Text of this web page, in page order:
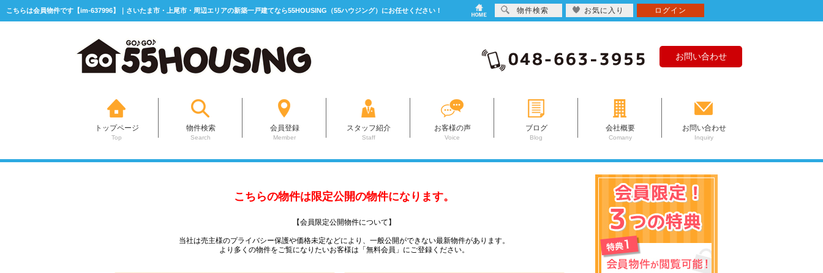
こちらは会員物件です【im-637996】｜さいたま市・上尾市・周辺エリアの新築一戸建てなら55HOUSING（55ハウジング）にお任せください！
お問い合わせ
トップページ
Top
物件検索
Search
会員登録
Member
スタッフ紹介
Staff
お客様の声
Voice
ブログ
Blog
会社概要
Comany
お問い合わせ
Inquiry
こちらの物件は限定公開の物件になります。
【会員限定公開物件について】
当社は売主様のプライバシー保護や価格未定などにより、一般公開ができない最新物件があります。
より多くの物件をご覧になりたいお客様は「無料会員」にご登録ください。
物件検索 お気に入り ログイン